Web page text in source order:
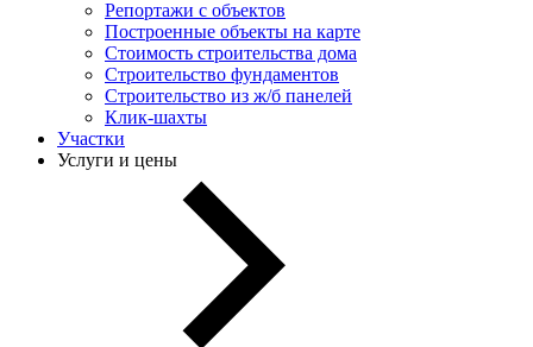
Репортажи с объектов
Построенные объекты на карте
Стоимость строительства дома
Строительство фундаментов
Строительство из ж/б панелей
Клик-шахты
Участки
Услуги и цены